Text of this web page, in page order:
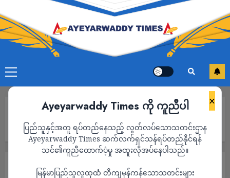
×
Ayeyarwaddy Times ကို ကူညီပါ
ပြည်သူနှင့်အတူ ရပ်တည်နေသည့် လွတ်လပ်သောသတင်းဌာန
Ayeyarwaddy Times ဆက်လက်ရှင်သန်ရပ်တည်နိုင်ရန်
သင်၏ကူညီထောက်ပံ့မှု အထူးလိုအပ်နေပါသည်။
မြန်မာပြည်သူလူထုထံ တိကျမှန်ကန်သောသတင်းများ
တပ်ဖွဲ့ဝင် ၂၇၆ ဦးကို စစ်တွေမြို့သို့ ပြန်လည်ပို့ဆောင်မယ်